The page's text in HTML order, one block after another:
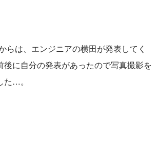
らは、エンジニアの横田が発表してく
後に自分の発表があったので写真撮影を
た…。